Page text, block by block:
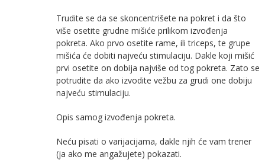
Trudite se da se skoncentrišete na pokret i da što
više osetite grudne mišiće prilikom izvođenja
pokreta. Ako prvo osetite rame, ili triceps, te grupe
mišića će dobiti najveću stimulaciju. Dakle koji mišić
prvi osetite on dobija najviše od tog pokreta. Zato se
potrudite da ako izvodite vežbu za grudi one dobiju
najveću stimulaciju.
Opis samog izvođenja pokreta.
Neću pisati o varijacijama, dakle njih će vam trener
(ja ako me angažujete) pokazati.